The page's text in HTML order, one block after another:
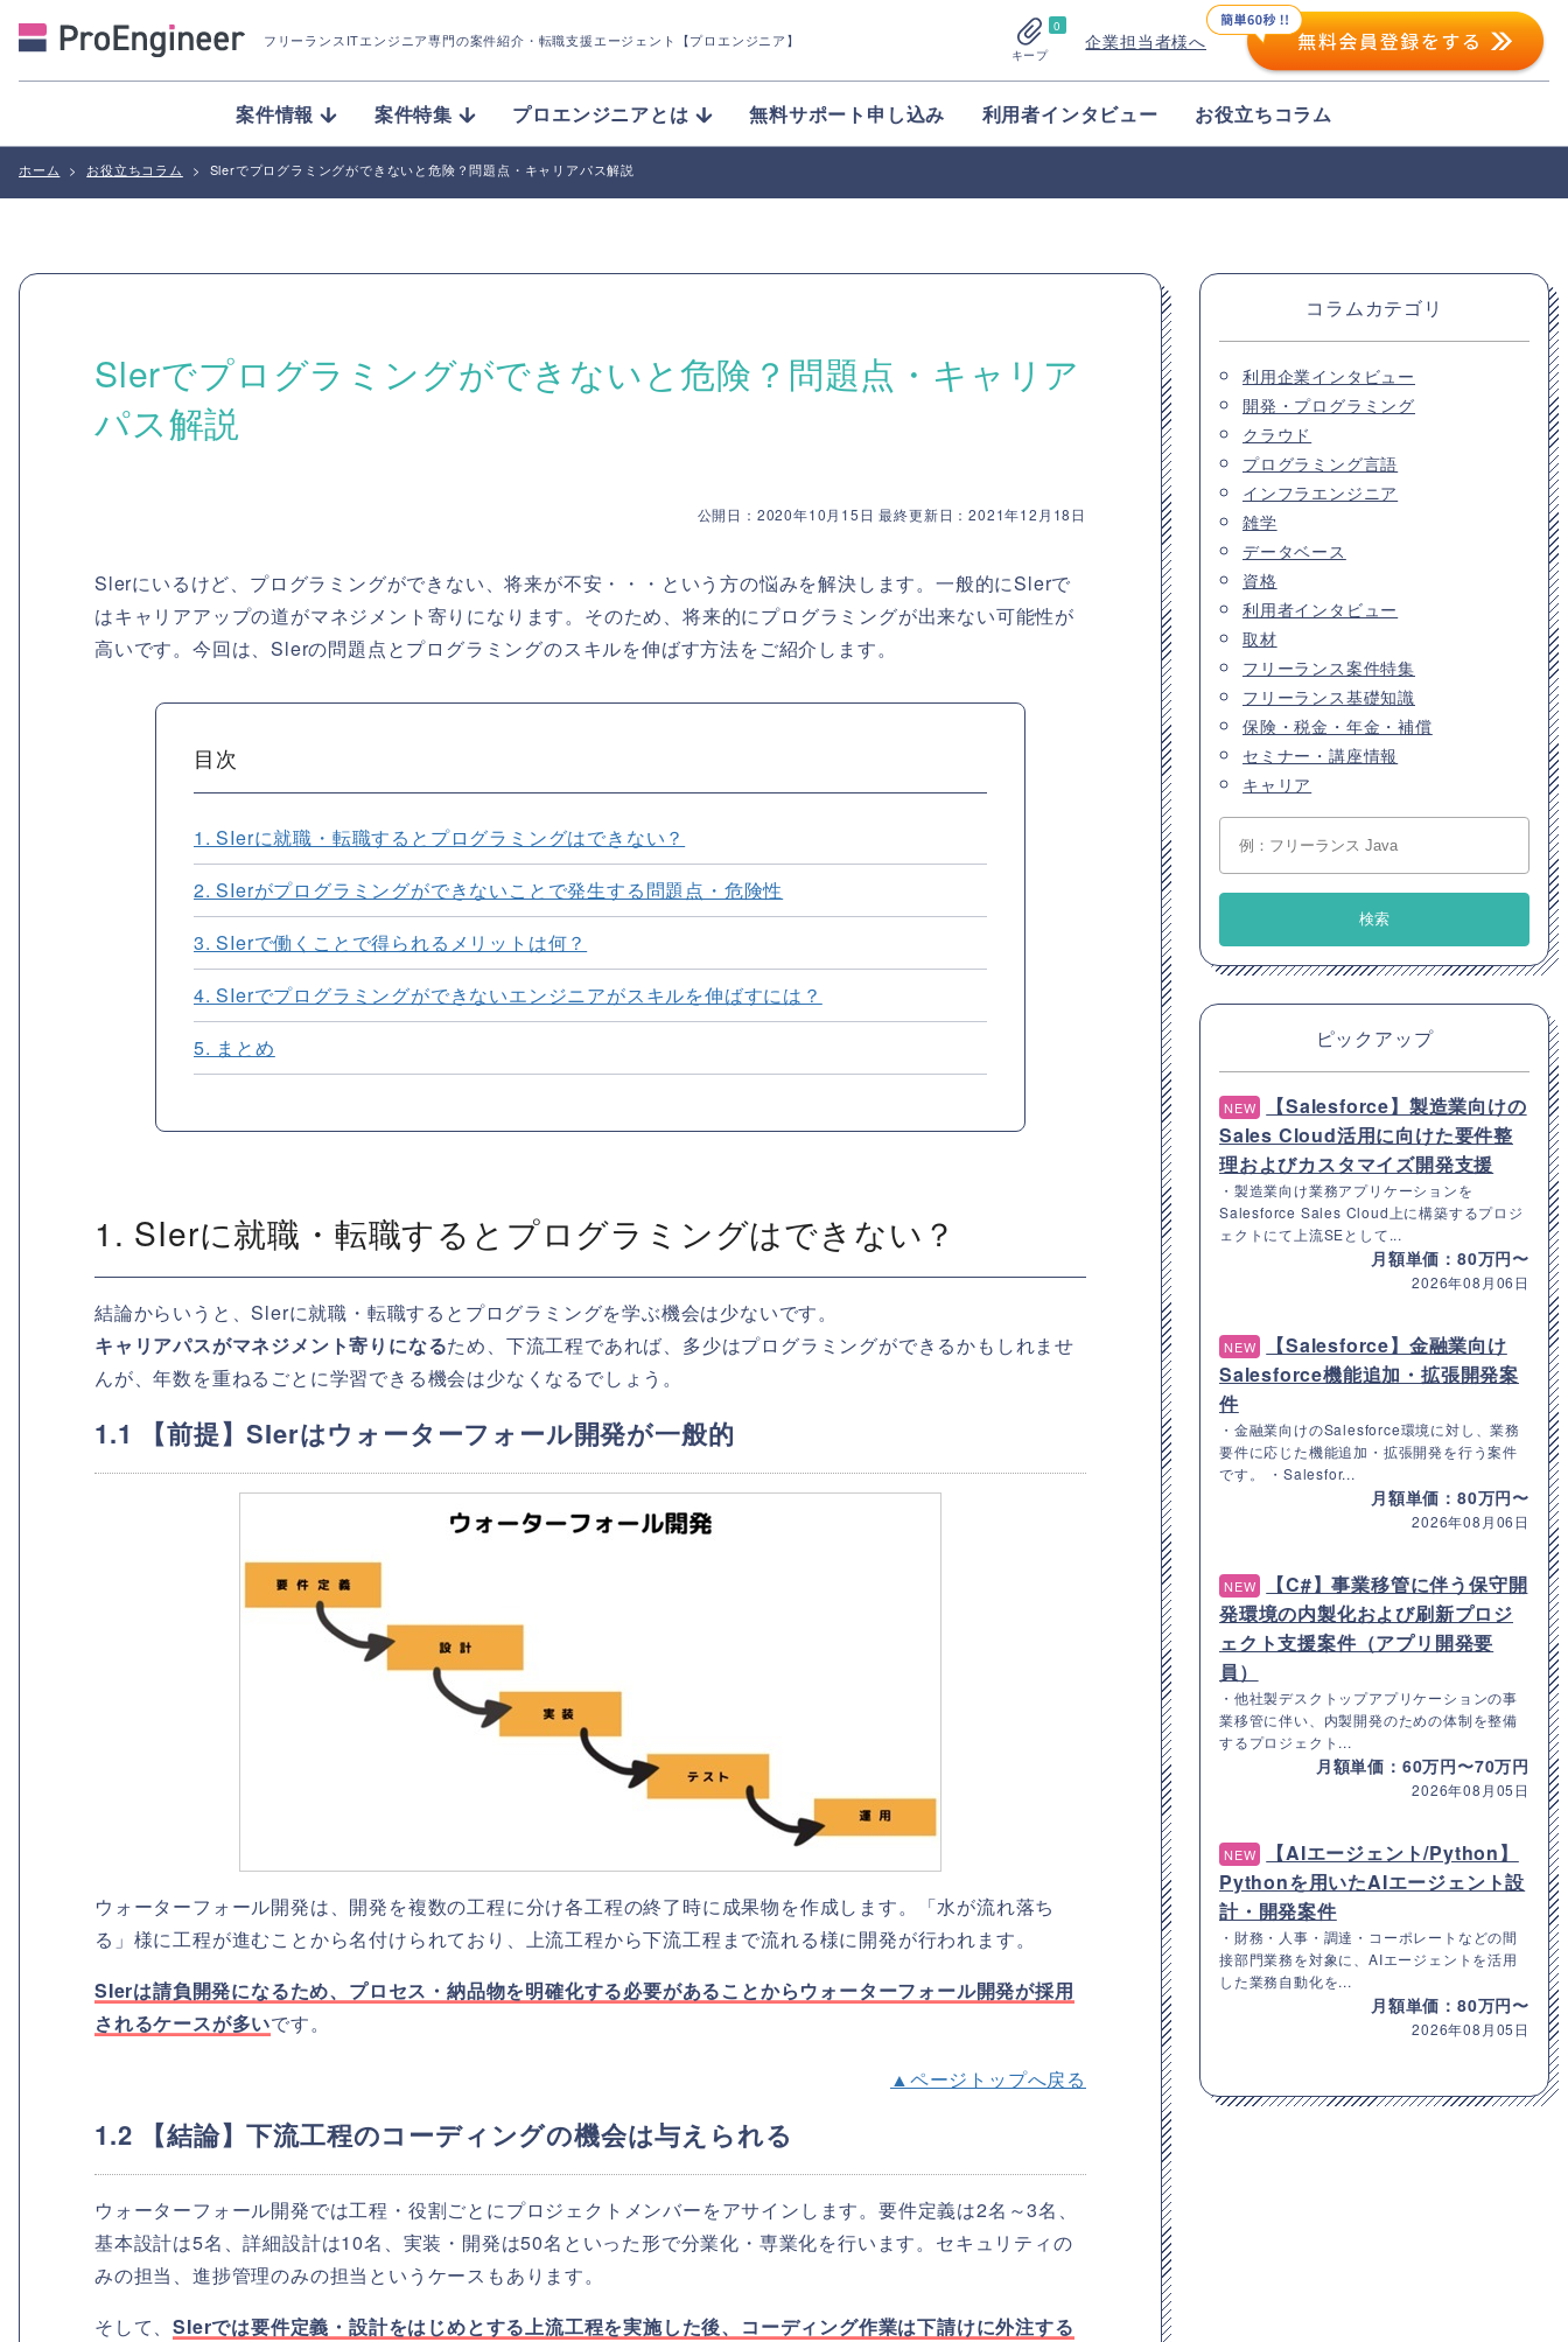
フリーランスITエンジニア専門の案件紹介 ・転職支援エージェント【プロエンジニア】
0
キープ
企業担当者様へ
案件情報 案件特集 プロエンジニアとは 無料サポート申し込み 利用者インタビュー お役立ちコラム
ホーム > お役立ちコラム > Slerでプログラミングができないと危険？問題点・キャリアパス解説
Slerでプログラミングができないと危険？問題点・キャリア
パス解説
公開日：2020年10月15日 最終更新日：2021年12月18日
Slerにいるけど、プログラミングができない、将来が不安・・・という方の悩みを解決します。一般的にSlerで
はキャリアアップの道がマネジメント寄りになります。そのため、将来的にプログラミングが出来ない可能性が
高いです。今回は、Slerの問題点とプログラミングのスキルを伸ばす方法をご紹介します。
目次
1. SIerに就職・転職するとプログラミングはできない？
2. SIerがプログラミングができないことで発生する問題点・危険性
3. SIerで働くことで得られるメリットは何？
4. SIerでプログラミングができないエンジニアがスキルを伸ばすには？
5. まとめ
1. SIerに就職・転職するとプログラミングはできない？
結論からいうと、Slerに就職・転職するとプログラミングを学ぶ機会は少ないです。
キャリアパスがマネジメント寄りになるため、下流工程であれば、多少はプログラミングができるかもしれませ
んが、年数を重ねるごとに学習できる機会は少なくなるでしょう。
1.1 【前提】SIerはウォーターフォール開発が一般的
ウォーターフォール開発は、開発を複数の工程に分け各工程の終了時に成果物を作成します。「水が流れ落ち
る」様に工程が進むことから名付けられており、上流工程から下流工程まで流れる様に開発が行われます。
SIerは請負開発になるため、プロセス・納品物を明確化する必要があることからウォーターフォール開発が採用
されるケースが多いです。
▲ページトップへ戻る
1.2 【結論】下流工程のコーディングの機会は与えられる
ウォーターフォール開発では工程・役割ごとにプロジェクトメンバーをアサインします。要件定義は2名～3名、
基本設計は5名、詳細設計は10名、実装・開発は50名といった形で分業化・専業化を行います。セキュリティの
みの担当、進捗管理のみの担当というケースもあります。
そして、SIerでは要件定義・設計をはじめとする上流工程を実施した後、コーディング作業は下請けに外注する
コラムカテゴリ
利用企業インタビュー
開発・プログラミング
クラウド
プログラミング言語
インフラエンジニア
雑学
データベース
資格
利用者インタビュー
取材
フリーランス案件特集
フリーランス基礎知識
保険・税金・年金・補償
セミナー・講座情報
キャリア
ピックアップ
NEW
【Salesforce】製造業向けの
Sales Cloud活用に向けた要件整
理およびカスタマイズ開発支援
・製造業向け業務アプリケーションを
Salesforce Sales Cloud上に構築するプロジ
ェクトにて上流SEとして...
月額単価：80万円〜
2026年08月06日
NEW
【Salesforce】金融業向け
Salesforce機能追加・拡張開発案
件
・金融業向けのSalesforce環境に対し、業務
要件に応じた機能追加・拡張開発を行う案件
です。 ・Salesfor...
月額単価：80万円〜
2026年08月06日
NEW
【C#】事業移管に伴う保守開
発環境の内製化および刷新プロジ
ェクト支援案件（アプリ開発要
員）
・他社製デスクトップアプリケーションの事
業移管に伴い、内製開発のための体制を整備
するプロジェクト...
月額単価：60万円〜70万円
2026年08月05日
NEW
【AIエージェント/Python】
Pythonを用いたAIエージェント設
計・開発案件
・財務・人事・調達・コーポレートなどの間
接部門業務を対象に、AIエージェントを活用
した業務自動化を...
月額単価：80万円〜
2026年08月05日